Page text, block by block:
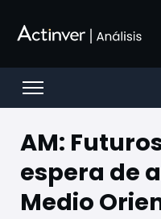
Open menu
AM:
espera de
Medio